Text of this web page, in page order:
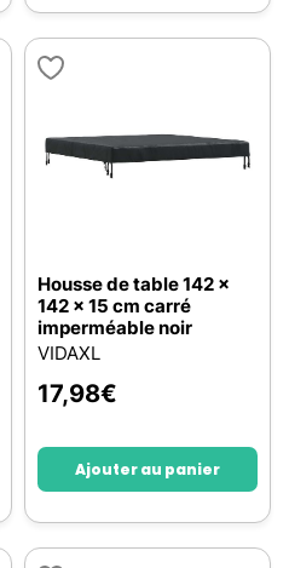
Housse de table 142 x
142 x 15 cm carré
imperméable noir
VIDAXL
17,98€
Ajouter au panier